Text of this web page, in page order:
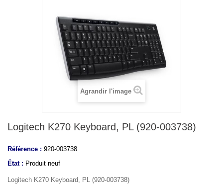
Agrandir l'image
Logitech K270 Keyboard, PL (920-003738)
Référence : 920-003738
État : Produit neuf
Logitech K270 Keyboard, PL (920-003738)